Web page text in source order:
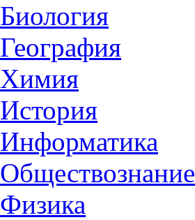
Биология
География
Химия
История
Информатика
Обществознание
Физика